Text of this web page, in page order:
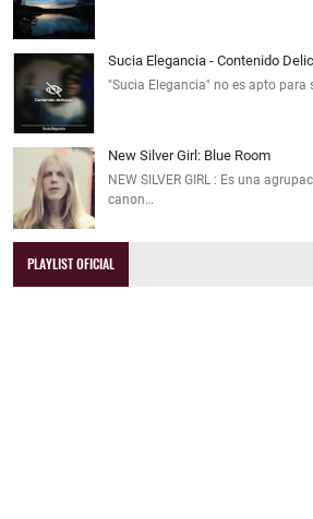
Sucia Elegancia - Contenido
"Sucia Elegancia" no es apto para
New Silver Girl: Blue Room
NEW SILVER GIRL : Es una
canon…
PLAYLIST OFICIAL